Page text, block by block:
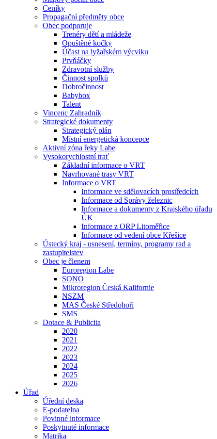
Ceníky
Propagační předměty obce
Obec podporuje
Trenéry dětí a mládeže
Opuštěné kočky
Účast na lyžařském výcviku
Prvňáčky
Zdravotní služby
Činnost spolků
Dobročinnost
Babybox
Talent
Vincenc Zahradník
Strategické dokumenty
Strategický plán
Místní energetická koncepce
Aktivní zóna řeky Labe
Vysokorychlostní trať
Základní informace o VRT
Navrhované trasy VRT
Informace o VRT
Informace ve sdělovacích prostředcích
Informace od Správy železnic
Informace a dokumenty z Krajského úřadu
ÚK
Informace z ORP Litoměřice
Informace od vedení obce Křešice
Ústecký kraj - usnesení, termíny, programy rad a
zastupitelstev
Obec je členem
Euroregion Labe
SONO
Mikroregion Česká Kalifornie
NSZM
MAS České Středohoří
SMS
Dotace & Publicita
2020
2021
2022
2023
2024
2025
2026
Úřad
Úřední deska
E-podatelna
Povinné informace
Poskytnuté informace
Matrika